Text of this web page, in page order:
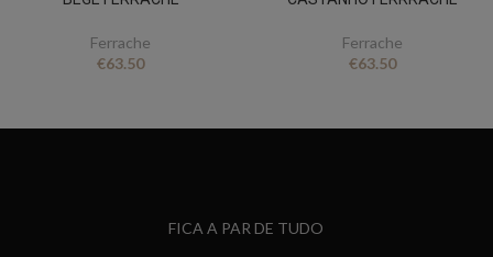
Ferrache
€63.50
Ferrache
€63.50
FICA A PAR DE TUDO